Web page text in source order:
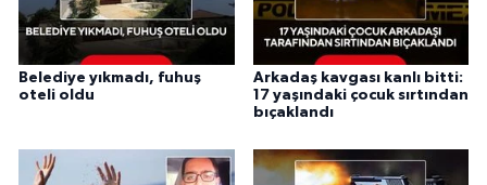
Belediye yıkmadı, fuhuş
oteli oldu
Arkadaş kavgası kanlı bitti:
17 yaşındaki çocuk sırtından
bıçaklandı